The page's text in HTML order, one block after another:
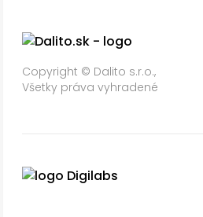
Copyright © Dalito s.r.o.,
Všetky práva vyhradené